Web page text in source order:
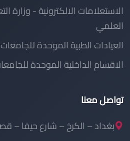
الاستعلامات الالكترونية - وزارة
العلمي
العيادات الطبية الموحدة
الاقسام الداخلية الموحدة
تواصل معنا
بغداد – الكرخ – شارع حيفا –